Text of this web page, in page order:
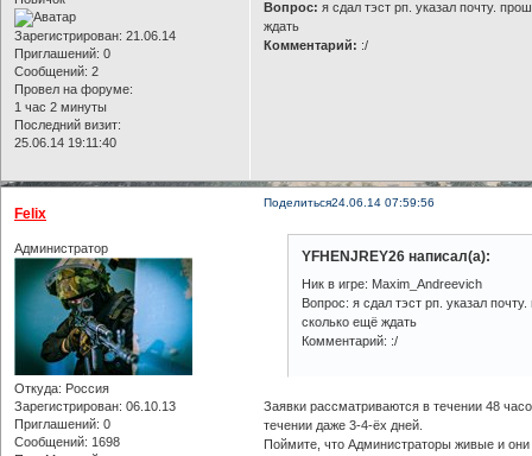
Зарегистрирован: 21.06.14
Приглашений: 0
Сообщений: 2
Провел на форуме:
1 час 2 минуты
Последний визит:
25.06.14 19:11:40
Вопрос: я сдал тэст рп. указал почту.
ждать
Комментарий: :/
Поделиться24.06.14 07:59:56
Felix
Администратор
Откуда: Россия
Зарегистрирован: 06.10.13
Приглашений: 0
Сообщений: 1698
YFHENJREY26 написал(а):
Ник в игре: Maxim_Andreevich
Вопрос: я сдал тэст рп. указал
сколько ещё ждать
Комментарий: :/
Заявки рассматриваются в течении 48
течении даже 3-4-ёх дней.
Поймите, что Администраторы живые и